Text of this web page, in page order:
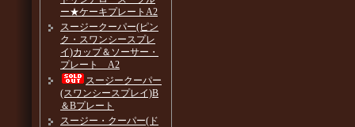
ー★ケーキプレートA2
スージークーパー(ピン
ク・スワンシースプレ
イ)カップ＆ソーサー・
プレート A2
スージークーパー
(スワンシースプレイ)B
＆Bプレート
スージー・クーパー(ド